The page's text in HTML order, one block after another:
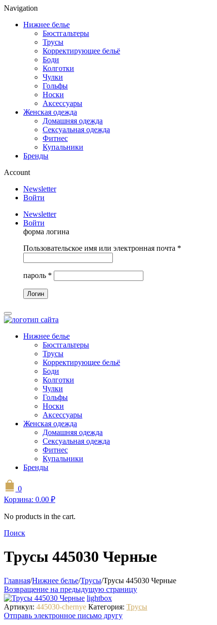
Navigation
Нижнее белье
Бюстгальтеры
Трусы
Корректирующее бельё
Боди
Колготки
Чулки
Гольфы
Носки
Аксессуары
Женская одежда
Домашняя одежда
Сексуальная одежда
Фитнес
Купальники
Бренды
Account
Newsletter
Войти
Newsletter
Войти
форма логина
Пользовательское имя или электронная почта *
пароль *
Нижнее белье
Бюстгальтеры
Трусы
Корректирующее бельё
Боди
Колготки
Чулки
Гольфы
Носки
Аксессуары
Женская одежда
Домашняя одежда
Сексуальная одежда
Фитнес
Купальники
Бренды
0
Корзина: 0.00 ₽
No products in the cart.
Поиск
Трусы 445030 Черные
Главная/Нижнее белье/Трусы/Трусы 445030 Черные
Возвращение на предыдущую страницу
lightbox
Артикул: 445030-chernye Категория: Трусы
Отправь электронное письмо другу